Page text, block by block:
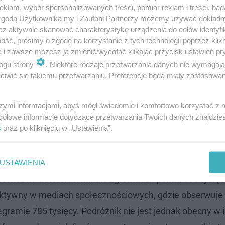
Roberta Makłowicza", ale w zamian pojawił się cykl
publiczna zerwała jednak współpracę z
off - Ale ciacho!". Dziennikarz na krótki czas
2020 r. To właśnie wtedy, w marcu uruchomił bowiem
w sieci. Tym samymRobert Makłowicz stał się
mediów tradycyjnych do mediów internetowych
się właśnie, że niektórzy chcieliby ją wykorzystać do
działalność przestępcza"
na autorskim kanale zgromadził
w mediach społecznościowych, gdzie
785 tysięcy. Podróżnik nie jest jednak obecny w
wybór spersonalizowanych treści, pomiar reklam i treści,
Użytkownika my i Zaufani Partnerzy możemy używać
aktywnie skanować charakterystykę urządzenia do celów
prosimy o zgodę na korzystanie z tych technologii poprzez
i zawsze możesz ją zmienić/wycofać klikając przycisk ustawień
strony
. Niektóre rodzaje przetwarzania danych nie
się takiemu przetwarzaniu. Preferencje będą miały
informacjami, abyś mógł świadomie i komfortowo korzystać z
informacje dotyczące przetwarzania Twoich danych
oraz po kliknięciu w „Ustawienia”.
USTAWIENIA